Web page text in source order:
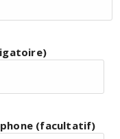
(facultatif)